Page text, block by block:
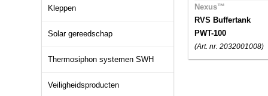
Kleppen
Solar gereedschap
Thermosiphon systemen SWH
Veiligheidsproducten
Nexus™
RVS Buffertank
PWT-100
(Art. nr. 2032001008)